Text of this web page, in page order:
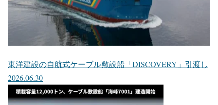
東洋建設の自航式ケーブル敷設船「DISCOVERY」引渡し
2026.06.30